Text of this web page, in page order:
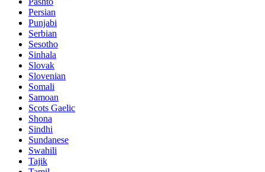
Persian
Punjabi
Serbian
Sesotho
Sinhala
Slovak
Slovenian
Somali
Samoan
Scots Gaelic
Shona
Sindhi
Sundanese
Swahili
Tajik